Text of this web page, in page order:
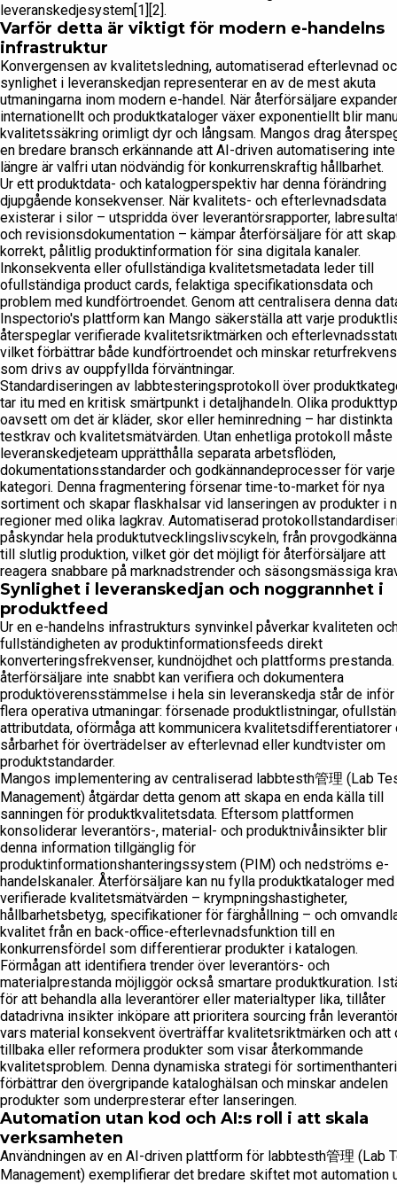
leveranskedjesystem[1][2].
Varför detta är viktigt för modern e-handelns
infrastruktur
Konvergensen av kvalitetsledning, automatiserad efterlevnad
synlighet i leveranskedjan representerar en av de mest akuta
utmaningarna inom modern e-handel. När återförsäljare
internationellt och produktkataloger växer exponentiellt blir
kvalitetssäkring orimligt dyr och långsam. Mangos drag
en bredare bransch erkännande att AI-driven automatisering inte
längre är valfri utan nödvändig för konkurrenskraftig hållbarhet.
Ur ett produktdata- och katalogperspektiv har denna förändring
djupgående konsekvenser. När kvalitets- och efterlevnadsdata
existerar i silor – utspridda över leverantörsrapporter,
och revisionsdokumentation – kämpar återförsäljare för att
korrekt, pålitlig produktinformation för sina digitala kanaler.
Inkonsekventa eller ofullständiga kvalitetsmetadata leder till
ofullständiga product cards, felaktiga specifikationsdata och
problem med kundförtroendet. Genom att centralisera denna
Inspectorio's plattform kan Mango säkerställa att varje
återspeglar verifierade kvalitetsriktmärken och
vilket förbättrar både kundförtroendet och minskar
som drivs av ouppfyllda förväntningar.
Standardiseringen av labbtesteringsprotokoll över
tar itu med en kritisk smärtpunkt i detaljhandeln. Olika
oavsett om det är kläder, skor eller heminredning – har distinkta
testkrav och kvalitetsmätvärden. Utan enhetliga protokoll måste
leveranskedjeteam upprätthålla separata arbetsflöden,
dokumentationsstandarder och godkännandeprocesser för varje
kategori. Denna fragmentering försenar time-to-market för nya
sortiment och skapar flaskhalsar vid lanseringen av produkter i
regioner med olika lagkrav. Automatiserad
påskyndar hela produktutvecklingslivscykeln, från
till slutlig produktion, vilket gör det möjligt för återförsäljare att
reagera snabbare på marknadstrender och säsongsmässiga
Synlighet i leveranskedjan och noggrannhet i
produktfeed
Ur en e-handelns infrastrukturs synvinkel påverkar kvaliteten
fullständigheten av produktinformationsfeeds direkt
konverteringsfrekvenser, kundnöjdhet och plattforms prestanda.
återförsäljare inte snabbt kan verifiera och dokumentera
produktöverensstämmelse i hela sin leveranskedja står de inför
flera operativa utmaningar: försenade produktlistningar,
attributdata, oförmåga att kommunicera kvalitetsdifferentiatorer
sårbarhet för överträdelser av efterlevnad eller kundtvister om
produktstandarder.
Mangos implementering av centraliserad labbtesth管理 (Lab
Management) åtgärdar detta genom att skapa en enda källa till
sanningen för produktkvalitetsdata. Eftersom plattformen
konsoliderar leverantörs-, material- och produktnivåinsikter blir
denna information tillgänglig för
produktinformationshanteringssystem (PIM) och nedströms e-
handelskanaler. Återförsäljare kan nu fylla produktkataloger med
verifierade kvalitetsmätvärden – krympningshastigheter,
hållbarhetsbetyg, specifikationer för färghållning – och
kvalitet från en back-office-efterlevnadsfunktion till en
konkurrensfördel som differentierar produkter i katalogen.
Förmågan att identifiera trender över leverantörs- och
materialprestanda möjliggör också smartare produktkuration.
för att behandla alla leverantörer eller materialtyper lika, tillåter
datadrivna insikter inköpare att prioritera sourcing från
vars material konsekvent överträffar kvalitetsriktmärken och att
tillbaka eller reformera produkter som visar återkommande
kvalitetsproblem. Denna dynamiska strategi för
förbättrar den övergripande kataloghälsan och minskar andelen
produkter som underpresterar efter lanseringen.
Automation utan kod och AI:s roll i att skala
verksamheten
Användningen av en AI-driven plattform för labbtesth管理 (Lab
Management) exemplifierar det bredare skiftet mot automation